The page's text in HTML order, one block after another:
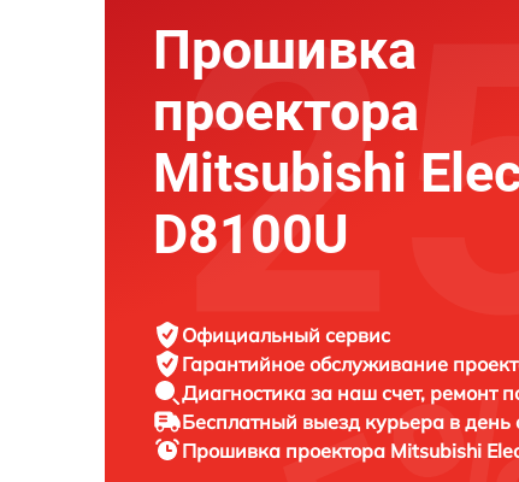
Прошивка
проектора
Mitsubishi
D8100U
Официальный сервис
Гарантийное обслуживание
Диагностика за наш счет, ремонт
Бесплатный выезд курьера в
Прошивка проектора Mitsubishi